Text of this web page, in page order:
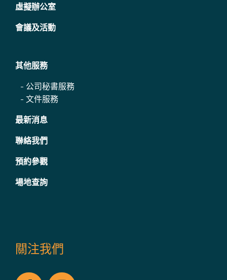
虛擬辦公室
會議及活動
其他服務
- 公司秘書服務
- 文件服務
最新消息
聯絡我們
預約參觀
場地查詢
關注我們